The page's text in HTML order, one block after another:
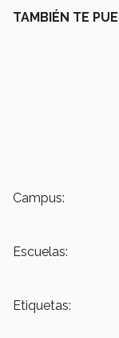
TAMBIÉN TE
Campus:
Escuelas:
Etiquetas: